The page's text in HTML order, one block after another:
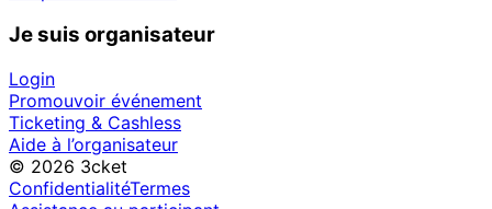
Je suis organisateur
Login
Promouvoir événement
Ticketing & Cashless
Aide à l’organisateur
© 2026 3cket
ConfidentialitéTermes